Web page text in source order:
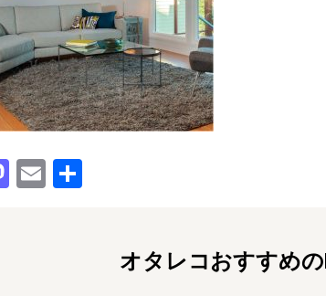
M E
オタレコおすすめの